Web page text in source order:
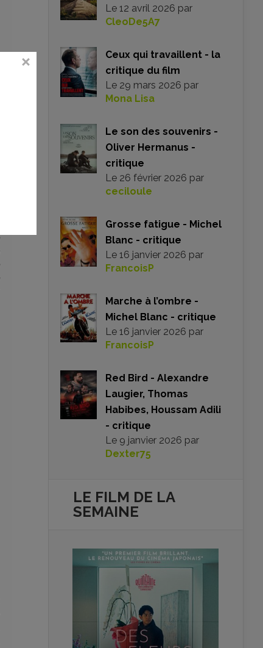
Le 12 avril 2026 par
CleoDe5A7
Ceux qui travaillent - la
critique du film
Le 29 mars 2026 par
Mona Lisa
Le son des souvenirs -
Oliver Hermanus -
critique
Le 26 février 2026 par
ceciloule
Grosse fatigue - Michel
Blanc - critique
Le 16 janvier 2026 par
FrancoisP
Marche à l’ombre -
Michel Blanc - critique
Le 16 janvier 2026 par
FrancoisP
Red Bird - Alexandre
Laugier, Thomas
Habibes, Houssam Adili
- critique
Le 9 janvier 2026 par
Dexter75
LE FILM DE LA
SEMAINE